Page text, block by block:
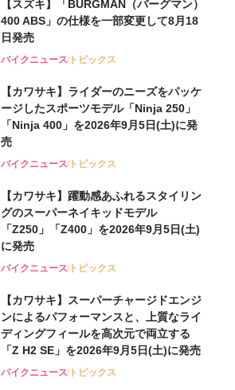
【スズキ】「BURGMAN（バーグマン）
400 ABS」の仕様を一部変更して8月18
日発売
バイクニューストピックス
【カワサキ】ライダーのニーズをパッケ
ージしたスポーツモデル「Ninja 250」
「Ninja 400」を2026年9月5日(土)に発
売
バイクニューストピックス
【カワサキ】躍動感あふれるスタイリン
グのスーパーネイキッドモデル
「Z250」「Z400」を2026年9月5日(土)
に発売
バイクニューストピックス
【カワサキ】スーパーチャージドエンジ
ンによるパフォーマンスと、上質なライ
ディングフィールを高次元で両立する
「Z H2 SE」を2026年9月5日(土)に発売
バイクニューストピックス